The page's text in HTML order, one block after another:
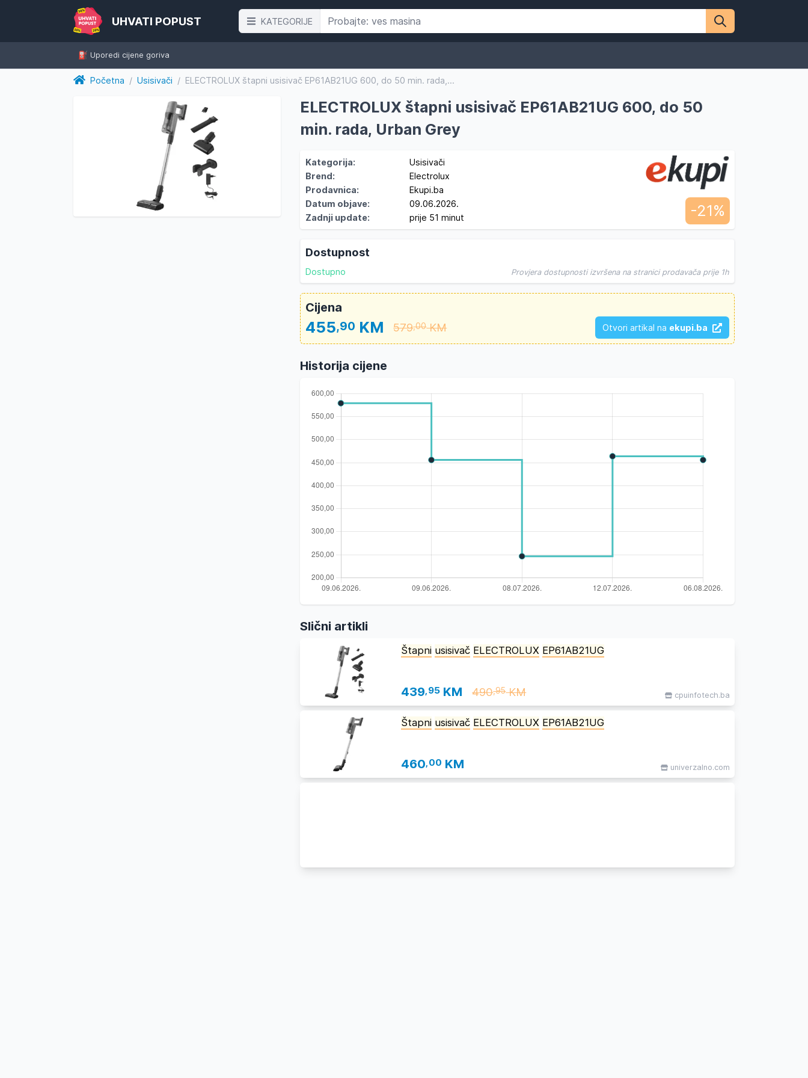
UHVATI POPUST KATEGORIJE
⛽️ Uporedi cijene goriva
Početna / Usisivači / ELECTROLUX štapni usisivač EP61AB21UG 600, do 50 min. rada,...
ELECTROLUX štapni usisivač EP61AB21UG 600, do 50
min. rada, Urban Grey
Kategorija:
Usisivači
Brend:
Electrolux
Prodavnica:
Ekupi.ba
Datum objave:
09.06.2026.
Zadnji update:
prije 51 minut -21%
Dostupnost
Dostupno Provjera dostupnosti izvršena na stranici prodavača prije 1h
Cijena
455,90 KM 579,00KM Otvori artikal na ekupi.ba
Historija cijene
Slični artikli
Štapni usisivač ELECTROLUX EP61AB21UG
439,95 KM 490,95KM cpuinfotech.ba
Štapni usisivač ELECTROLUX EP61AB21UG
460,00 KM univerzalno.com